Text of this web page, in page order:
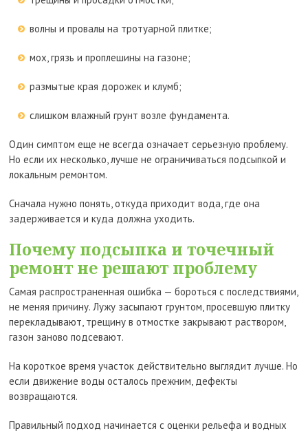
волны и провалы на тротуарной плитке;
мох, грязь и проплешины на газоне;
размытые края дорожек и клумб;
слишком влажный грунт возле фундамента.
Один симптом еще не всегда означает серьезную проблему.
Но если их несколько, лучше не ограничиваться подсыпкой и
локальным ремонтом.
Сначала нужно понять, откуда приходит вода, где она
задерживается и куда должна уходить.
Почему подсыпка и точечный
ремонт не решают проблему
Самая распространенная ошибка — бороться с последствиями,
не меняя причину. Лужу засыпают грунтом, просевшую плитку
перекладывают, трещину в отмостке закрывают раствором,
газон заново подсевают.
На короткое время участок действительно выглядит лучше. Но
если движение воды осталось прежним, дефекты
возвращаются.
Правильный подход начинается с оценки рельефа и водных